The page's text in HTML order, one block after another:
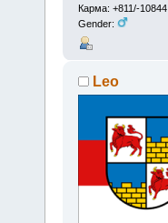
Карма: +811/-10844
Gender:
Leo